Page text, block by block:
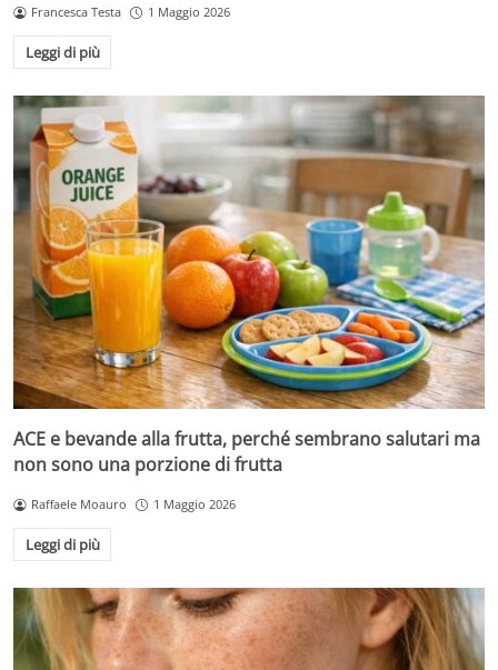
Francesca Testa 1 Maggio 2026
Leggi di più
ACE e bevande alla frutta, perché sembrano salutari ma
non sono una porzione di frutta
Raffaele Moauro 1 Maggio 2026
Leggi di più